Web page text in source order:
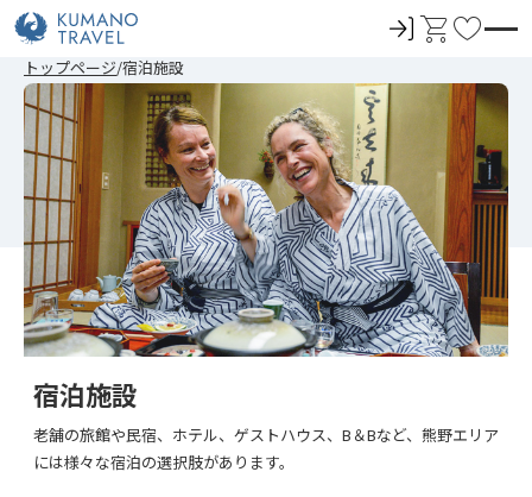
ロ
イ
ン
カ
ト
お
に
入
り
トップページ 宿泊施設
宿泊施設
老舗の旅館や民宿、ホテル、ゲストハウス、B＆Bなど、熊野エリア
には様々な宿泊の選択肢があります。